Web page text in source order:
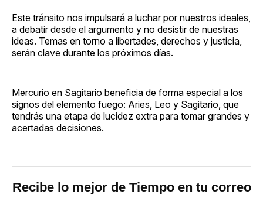
Este tránsito nos impulsará a luchar por nuestros ideales,
a debatir desde el argumento y no desistir de nuestras
ideas. Temas en torno a libertades, derechos y justicia,
serán clave durante los próximos días.
Mercurio en Sagitario beneficia de forma especial a los
signos del elemento fuego: Aries, Leo y Sagitario, que
tendrás una etapa de lucidez extra para tomar grandes y
acertadas decisiones.
Recibe lo mejor de Tiempo en tu correo